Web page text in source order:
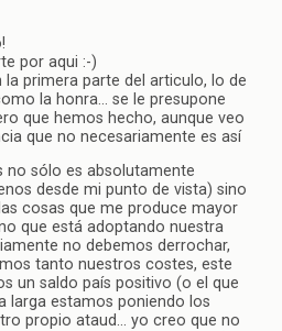
por aqui :-)
la primera parte del articulo, lo de
la honra… se le presupone
que hemos hecho, aunque veo
que no necesariamente es así
no sólo es absolutamente
desde mi punto de vista) sino
cosas que me produce mayor
que está adoptando nuestra
no debemos derrochar,
tanto nuestros costes, este
un saldo país positivo (o el que
larga estamos poniendo los
propio ataud… yo creo que no